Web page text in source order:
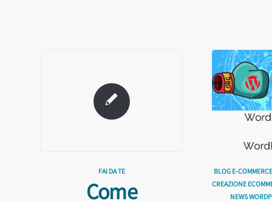
FAI DA TE
Come
BLOG E-
CREAZIONE
NEWS